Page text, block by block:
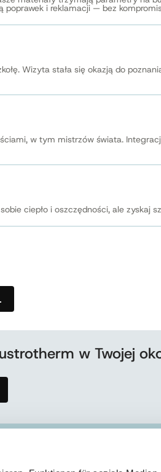
i reklamacji — bez
Wizyta stała się okazją do
w tym mistrzów świata.
ciepło i oszczędności, ale zyskaj
w Twojej